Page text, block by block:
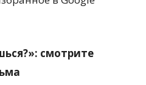
смотрите